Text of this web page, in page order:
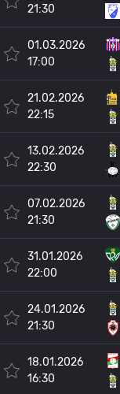
21:30
01.03.2026
17:00
21.02.2026
22:15
13.02.2026
22:30
07.02.2026
21:30
31.01.2026
22:00
24.01.2026
21:30
18.01.2026
16:30